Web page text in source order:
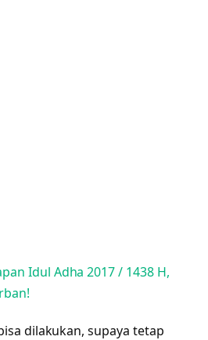
Idul Adha 2017 / 1438 H,
dilakukan, supaya tetap